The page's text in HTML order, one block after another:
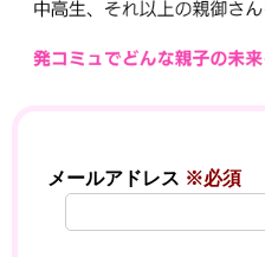
メールアドレス ※必須